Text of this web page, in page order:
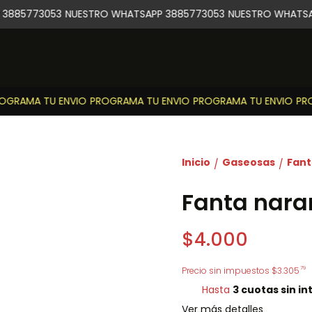
TU ENVIO PROGRAMA TU ENVIO PROGRAMA TU ENVIO
NUESTRO WHATSAPP 3885773053 NUESTRO
Inicio / Gaseosas /
Fanta
$4.000
Precio sin impuestos $3.30579
Hasta 3 cuotas sin
Ver más detalles